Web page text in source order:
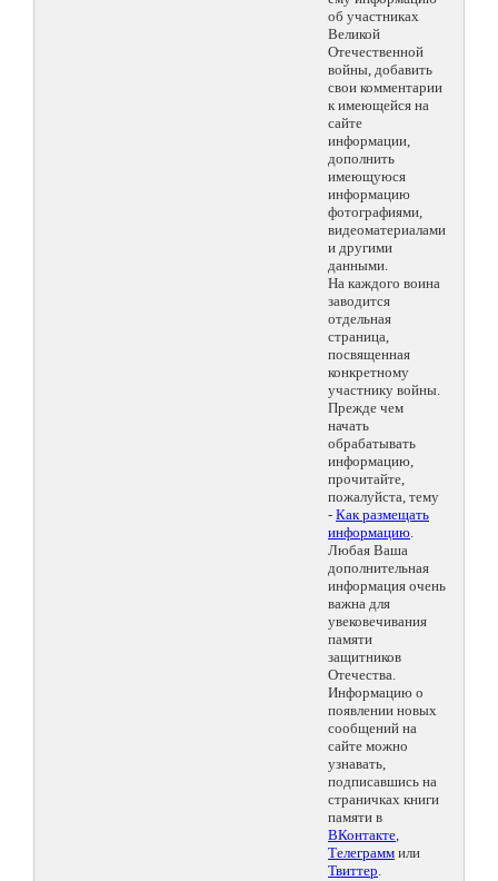
об участниках
Великой
Отечественной
войны, добавить
свои комментарии
к имеющейся на
сайте
информации,
дополнить
имеющуюся
информацию
фотографиями,
видеоматериалами
и другими
данными.
На каждого воина
заводится
отдельная
страница,
посвященная
конкретному
участнику войны.
Прежде чем
начать
обрабатывать
информацию,
прочитайте,
пожалуйста, тему
- Как размещать
информацию.
Любая Ваша
дополнительная
информация очень
важна для
увековечивания
памяти
защитников
Отечества.
Информацию о
появлении новых
сообщений на
сайте можно
узнавать,
подписавшись на
страничках книги
памяти в
ВКонтакте,
Телеграмм или
Твиттер.